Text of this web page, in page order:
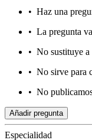
• Haz una
• La pregunta
• No sustituye a
• No sirve para
• No
Añadir pregunta
Especialidad